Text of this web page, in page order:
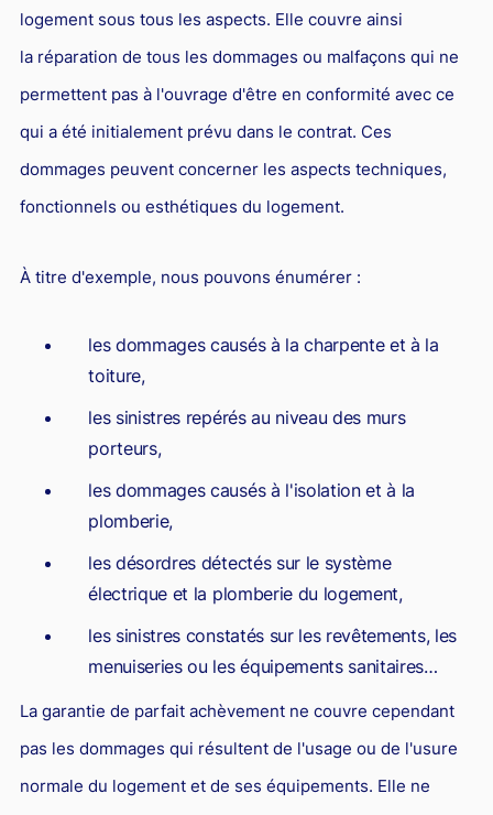
logement sous tous les aspects. Elle couvre ainsi
la réparation de tous les dommages ou malfaçons qui ne
permettent pas à l'ouvrage d'être en conformité avec ce
qui a été initialement prévu dans le contrat. Ces
dommages peuvent concerner les aspects techniques,
fonctionnels ou esthétiques du logement.
À titre d'exemple, nous pouvons énumérer :
les dommages causés à la charpente et à la
toiture,
les sinistres repérés au niveau des murs
porteurs,
les dommages causés à l'isolation et à la
plomberie,
les désordres détectés sur le système
électrique et la plomberie du logement,
les sinistres constatés sur les revêtements, les
menuiseries ou les équipements sanitaires…
La garantie de parfait achèvement ne couvre cependant
pas les dommages qui résultent de l'usage ou de l'usure
normale du logement et de ses équipements. Elle ne